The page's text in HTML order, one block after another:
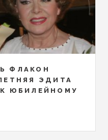
ФЛАКОН
ЭДИТА
ЮБИЛЕЙНОМУ